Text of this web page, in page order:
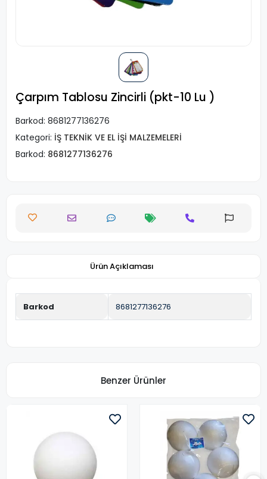
Çarpım Tablosu Zincirli (pkt-10 Lu )
Barkod: 8681277136276
Kategori: İŞ TEKNİK VE EL İŞİ MALZEMELERİ
Barkod: 8681277136276
Ürün Açıklaması
Barkod 8681277136276
Benzer Ürünler